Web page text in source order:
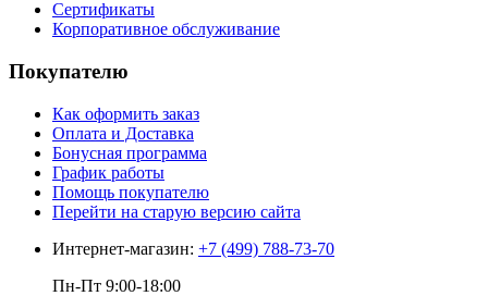
Сертификаты
Корпоративное обслуживание
Покупателю
Как оформить заказ
Оплата и Доставка
Бонусная программа
График работы
Помощь покупателю
Перейти на старую версию сайта
Интернет-магазин: +7 (499) 788-73-70
Пн-Пт 9:00-18:00